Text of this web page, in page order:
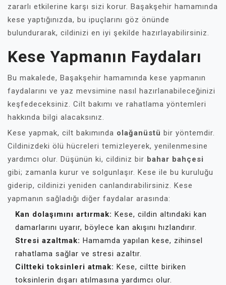
zararlı etkilerine karşı sizi korur. Başakşehir hamamında
kese yaptığınızda, bu ipuçlarını göz önünde
bulundurarak, cildinizi en iyi şekilde hazırlayabilirsiniz.
Kese Yapmanın Faydaları
Bu makalede, Başakşehir hamamında kese yapmanın
faydalarını ve yaz mevsimine nasıl hazırlanabileceğinizi
keşfedeceksiniz. Cilt bakımı ve rahatlama yöntemleri
hakkında bilgi alacaksınız.
Kese yapmak, cilt bakımında olağanüstü bir yöntemdir.
Cildinizdeki ölü hücreleri temizleyerek, yenilenmesine
yardımcı olur. Düşünün ki, cildiniz bir bahar bahçesi
gibi; zamanla kurur ve solgunlaşır. Kese ile bu kuruluğu
giderip, cildinizi yeniden canlandırabilirsiniz. Kese
yapmanın sağladığı diğer faydalar arasında:
Kan dolaşımını artırmak: Kese, cildin altındaki kan
damarlarını uyarır, böylece kan akışını hızlandırır.
Stresi azaltmak: Hamamda yapılan kese, zihinsel
rahatlama sağlar ve stresi azaltır.
Ciltteki toksinleri atmak: Kese, ciltte biriken
toksinlerin dışarı atılmasına yardımcı olur.